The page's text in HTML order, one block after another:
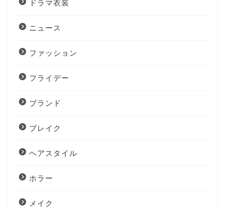
ドラマ衣装
ニュース
ファッション
フライデー
ブランド
ブレイク
ヘアスタイル
ホラー
メイク